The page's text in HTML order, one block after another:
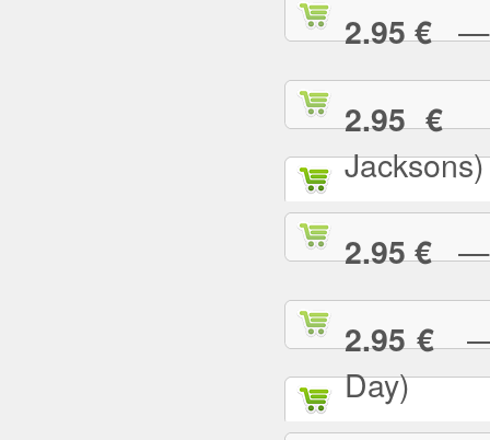
2.95 €—
2.95 €—
Jacksons)
2.95 €—
2.95 €—
Day)